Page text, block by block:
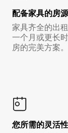
配备家具的房源
家具齐全的出
一个月或更长
房的完美方案。
您所需的灵活性